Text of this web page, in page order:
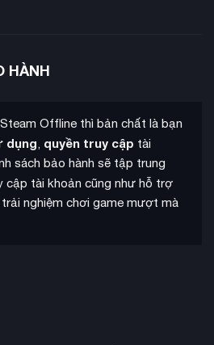
vụ chính
với thời lượng chơi
còn có nhiều nhiệm vụ phụ và kho
chơi sẽ được khám phá nhiều địa
cổ, nghĩa địa u ám hay khu rừng
mang đến những thử thách và trải
HÀNH
Offline thì bản chất là bạn
dụng, quyền truy cập tài
sách bảo hành sẽ tập trung
cập tài khoản cũng như hỗ trợ
nghiệm chơi game mượt mà